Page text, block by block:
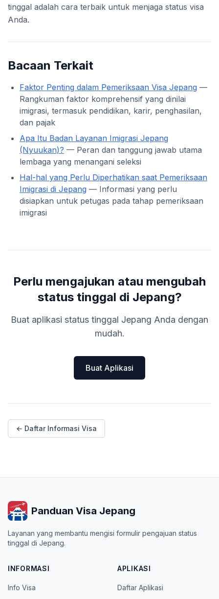
tinggal adalah cara terbaik untuk menjaga status visa
Anda.
Bacaan Terkait
Faktor Penting dalam Pemeriksaan Visa Jepang —
Rangkuman faktor komprehensif yang dinilai
imigrasi, termasuk pendidikan, karir, penghasilan,
dan pajak
Apa Itu Badan Layanan Imigrasi Jepang
(Nyuukan)? — Peran dan tanggung jawab utama
lembaga yang menangani seleksi
Hal-hal yang Perlu Diperhatikan saat Pemeriksaan
Imigrasi di Jepang — Informasi yang perlu
disiapkan untuk petugas pada tahap pemeriksaan
imigrasi
Perlu mengajukan atau mengubah
status tinggal di Jepang?
Buat aplikasi status tinggal Jepang Anda dengan
mudah.
Buat Aplikasi
← Daftar Informasi Visa
Panduan Visa Jepang
Layanan yang membantu mengisi formulir pengajuan status
tinggal di Jepang.
INFORMASI
Info Visa
APLIKASI
Daftar Aplikasi